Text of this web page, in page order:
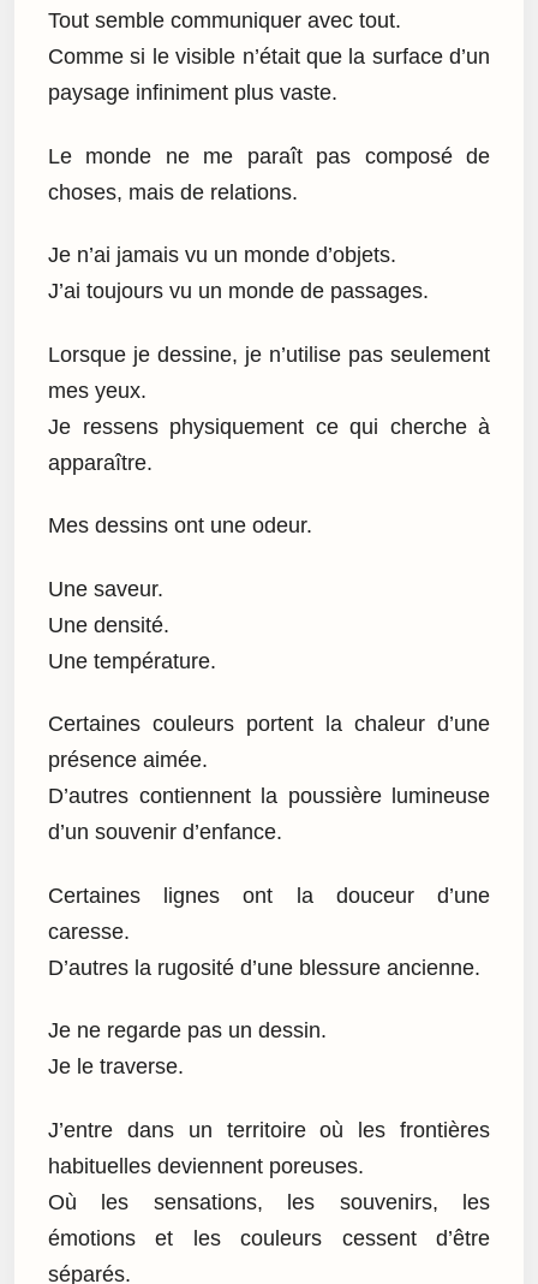
Tout semble communiquer avec tout.
Comme si le visible n’était que la surface d’un
paysage infiniment plus vaste.
Le monde ne me paraît pas composé de
choses, mais de relations.
Je n’ai jamais vu un monde d’objets.
J’ai toujours vu un monde de passages.
Lorsque je dessine, je n’utilise pas seulement
mes yeux.
Je ressens physiquement ce qui cherche à
apparaître.
Mes dessins ont une odeur.
Une saveur.
Une densité.
Une température.
Certaines couleurs portent la chaleur d’une
présence aimée.
D’autres contiennent la poussière lumineuse
d’un souvenir d’enfance.
Certaines lignes ont la douceur d’une
caresse.
D’autres la rugosité d’une blessure ancienne.
Je ne regarde pas un dessin.
Je le traverse.
J’entre dans un territoire où les frontières
habituelles deviennent poreuses.
Où les sensations, les souvenirs, les
émotions et les couleurs cessent d’être
séparés.